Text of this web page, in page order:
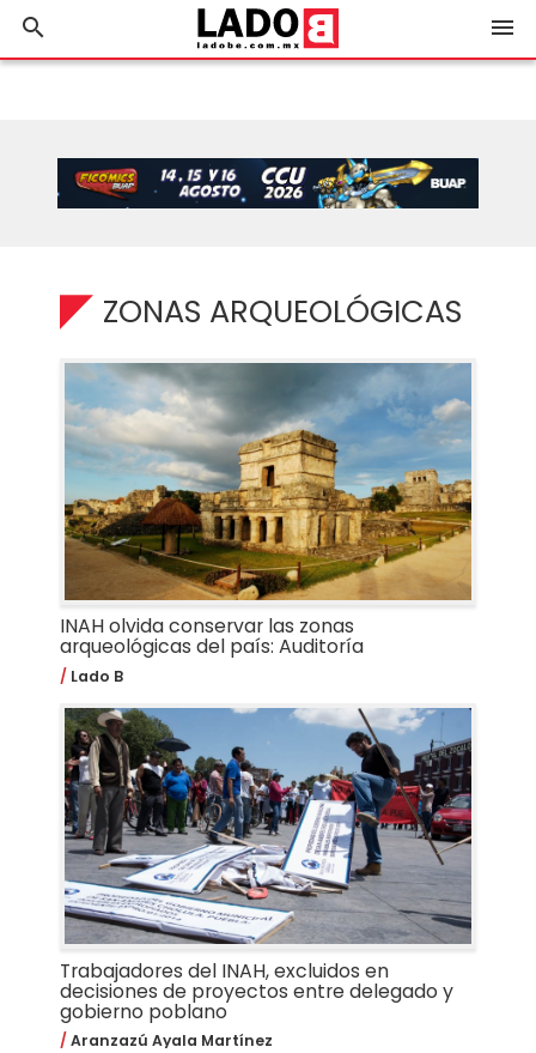
search menu
ZONAS ARQUEOLÓGICAS
INAH olvida conservar las zonas
arqueológicas del país: Auditoría
Lado B
Trabajadores del INAH, excluidos en
decisiones de proyectos entre delegado y
gobierno poblano
Aranzazú Ayala Martínez